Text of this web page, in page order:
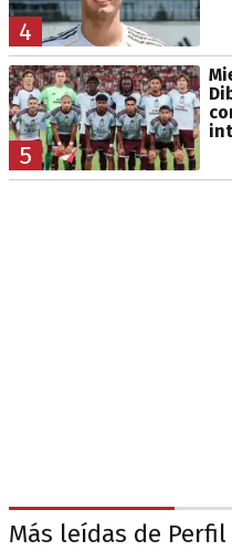
4
5
Más leídas de Perfil